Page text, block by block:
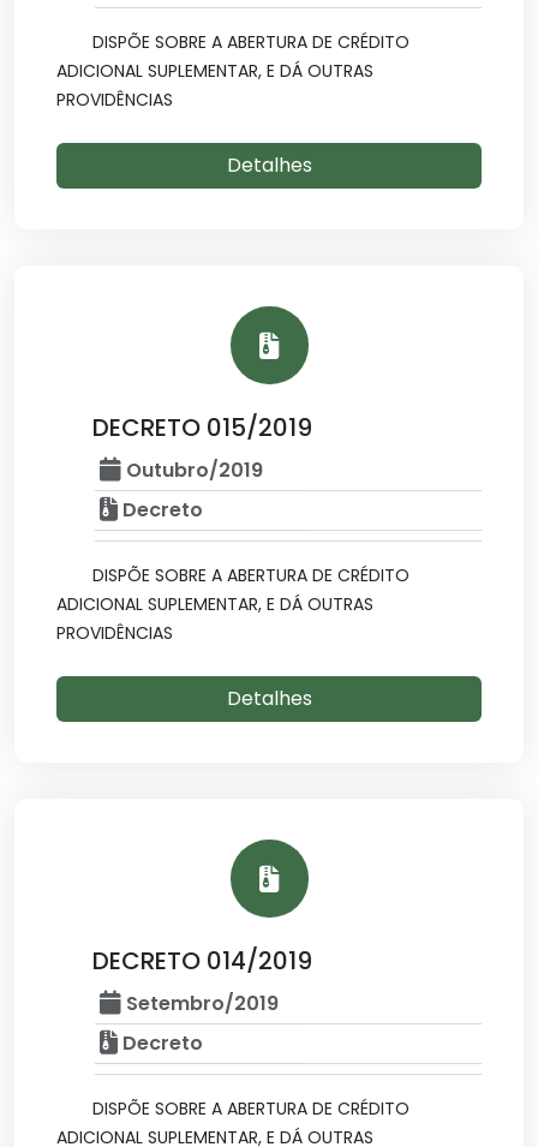
DISPÕE SOBRE A ABERTURA DE CRÉDITO
ADICIONAL SUPLEMENTAR, E DÁ OUTRAS
PROVIDÊNCIAS
Detalhes
DECRETO 015/2019
Outubro/2019
Decreto
DISPÕE SOBRE A ABERTURA DE CRÉDITO
ADICIONAL SUPLEMENTAR, E DÁ OUTRAS
PROVIDÊNCIAS
Detalhes
DECRETO 014/2019
Setembro/2019
Decreto
DISPÕE SOBRE A ABERTURA DE CRÉDITO
ADICIONAL SUPLEMENTAR, E DÁ OUTRAS